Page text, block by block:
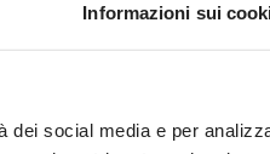
Informazioni sui
dei social media e per